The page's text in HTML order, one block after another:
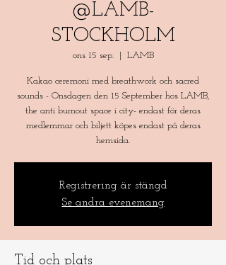
@LAMB-
STOCKHOLM
ons 15 sep.
  |
LAMB
Kakao ceremoni med breathwork och sacred
sounds - Onsdagen den 15 September hos LAMB,
the anti burnout space i city- endast för deras
medlemmar och biljett köpes endast på deras
hemsida.
Registrering är stängd
Se andra evenemang
Tid och plats